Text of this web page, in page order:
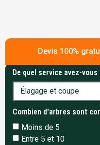
Devis 100%
De quel service avez-vous
Combien d'arbres sont
Moins de 5
Entre 5 et 10